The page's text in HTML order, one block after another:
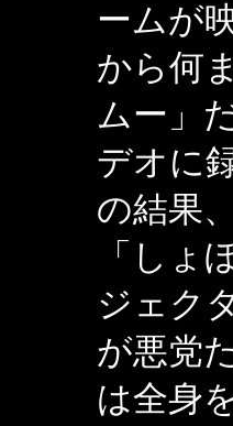
ームが
から何
ムー」
デオに
の結果
「しょ
ジェク
が悪党
は全身